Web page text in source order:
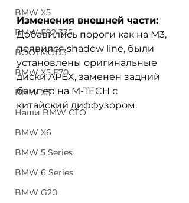
BMW X5
BMW E92 335
BOOTMOD3
BMW X5 E70
BMW X3
Наши BMW СТО
BMW X6
BMW 5 Series
BMW 6 Series
BMW G20
Изменения внешней части:
Добавились пороги как на М3,
появился shadow line, были
установлены оригинальные
диски APEX, заменен задний
бампер на M-TECH с
китайский диффузором.